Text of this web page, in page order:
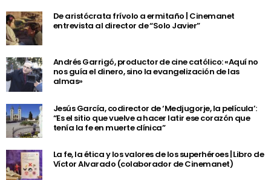
De aristócrata frívolo a ermitaño | Cinemanet
entrevista al director de “Solo Javier”
Andrés Garrigó, productor de cine católico: «Aquí no
nos guía el dinero, sino la evangelización de las
almas»
Jesús García, codirector de ‘Medjugorje, la película’:
“Es el sitio que vuelve a hacer latir ese corazón que
tenía la fe en muerte clínica”
La fe, la ética y los valores de los superhéroes | Libro de
Víctor Alvarado (colaborador de Cinemanet)